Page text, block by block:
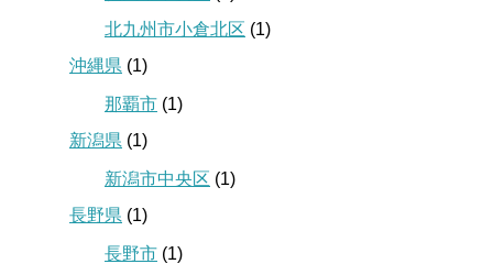
北九州市小倉北区 (1)
沖縄県 (1)
那覇市 (1)
新潟県 (1)
新潟市中央区 (1)
長野県 (1)
長野市 (1)